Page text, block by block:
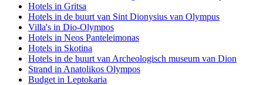
Hotels in Gritsa
Hotels in de buurt van Sint Dionysius van Olympus
Villa's in Dio-Olympos
Hotels in Neos Panteleimonas
Hotels in Skotina
Hotels in de buurt van Archeologisch museum van Dion
Strand in Anatolikos Olympos
Budget in Leptokaria